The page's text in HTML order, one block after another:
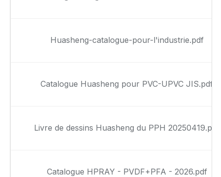
Huasheng-catalogue-pour-l'industrie.pdf
Catalogue Huasheng pour PVC-UPVC JIS.pdf
Livre de dessins Huasheng du PPH 20250419.pdf
Catalogue HPRAY - PVDF+PFA - 2026.pdf